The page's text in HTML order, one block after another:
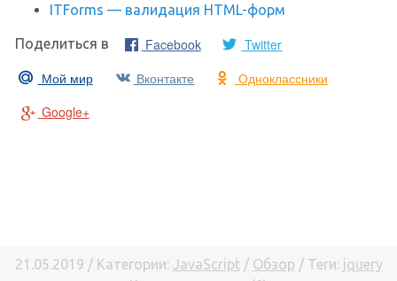
ITForms — валидация HTML-форм
Поделиться в Facebook
Twitter
Мой мир
Вконтакте
Одноклассники
Google+
21.05.2019 / Категории: JavaScript/ Обзор / Теги: jquery